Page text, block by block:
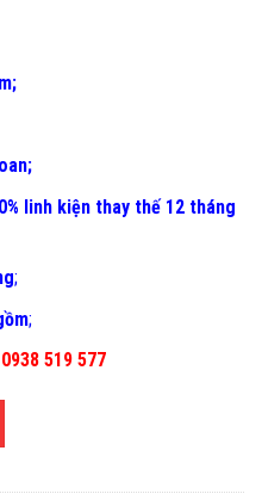
linh kiện thay thế 12 tháng
;
;
519 577
số lượng